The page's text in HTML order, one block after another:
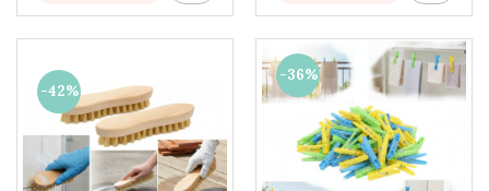
Jucarii animale
Accesorii animale
Camera copilului
Siguranta si protectie
Decoratiuni
Ingrijire copii
Paturici si perne
-42%
-36%